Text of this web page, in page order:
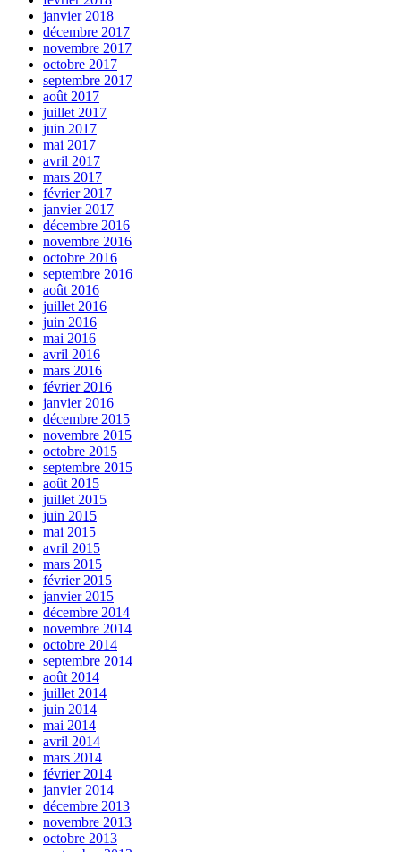
janvier 2018
décembre 2017
novembre 2017
octobre 2017
septembre 2017
août 2017
juillet 2017
juin 2017
mai 2017
avril 2017
mars 2017
février 2017
janvier 2017
décembre 2016
novembre 2016
octobre 2016
septembre 2016
août 2016
juillet 2016
juin 2016
mai 2016
avril 2016
mars 2016
février 2016
janvier 2016
décembre 2015
novembre 2015
octobre 2015
septembre 2015
août 2015
juillet 2015
juin 2015
mai 2015
avril 2015
mars 2015
février 2015
janvier 2015
décembre 2014
novembre 2014
octobre 2014
septembre 2014
août 2014
juillet 2014
juin 2014
mai 2014
avril 2014
mars 2014
février 2014
janvier 2014
décembre 2013
novembre 2013
octobre 2013